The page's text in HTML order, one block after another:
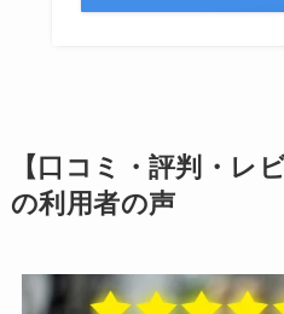
【口コミ・評判・レ
の利用者の声